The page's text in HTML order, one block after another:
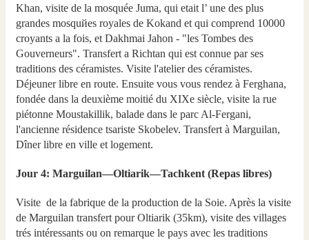
Khan, visite de la mosquée Juma, qui etait l’ une des plus
grandes mosquйes royales de Kokand et qui comprend 10000
croyants a la fois, et Dakhmai Jahon - "les Tombes des
Gouverneurs". Transfert a Richtan qui est connue par ses
traditions des céramistes. Visite l'atelier des céramistes.
Déjeuner libre en route. Ensuite vous vous rendez à Ferghana,
fondée dans la deuxième moitié du XIXe siècle, visite la rue
piétonne Moustakillik, balade dans le parc Al-Fergani,
l'ancienne résidence tsariste Skobelev. Transfert à Marguilan,
Dîner libre en ville et logement.
Jour 4: Marguilan—Oltiarik—Tachkent (Repas libres)
Visite de la fabrique de la production de la Soie. Après la visite
de Marguilan transfert pour Oltiarik (35km), visite des villages
trés intéressants ou on remarque le pays avec les traditions